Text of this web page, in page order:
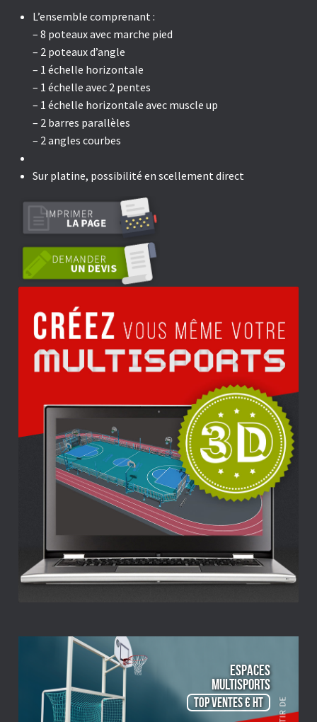
L’ensemble comprenant :
– 8 poteaux avec marche pied
– 2 poteaux d’angle
– 1 échelle horizontale
– 1 échelle avec 2 pentes
– 1 échelle horizontale avec muscle up
– 2 barres parallèles
– 2 angles courbes
Sur platine, possibilité en scellement direct
ESPACES
Multisports
TOP VENTES € HT